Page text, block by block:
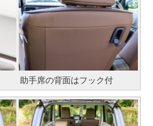
助手席の背面はフック付